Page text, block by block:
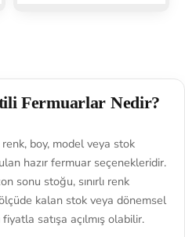
Fermuarlar Nedir?
boy, model veya stok
hazır fermuar seçenekleridir.
sonu stoğu, sınırlı renk
kalan stok veya dönemsel
satışa açılmış olabilir.